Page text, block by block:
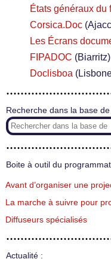
États généraux du
Corsica.Doc
Les Écrans
FIPADOC (Biarritz)
Doclisboa
Recherche dans la base
Boite à outil du
Avant d’organiser une
La marche à suivre pour
Diffuseurs spécialisés
Actualité :